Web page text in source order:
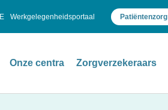
Werkgelegenheidsportaal Patiëntenzorg
Onze centra Zorgverzekeraars